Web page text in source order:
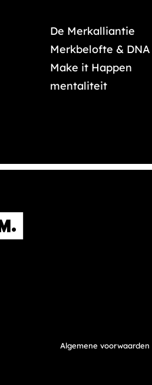
De Merkalliantie
Merkbelofte & DNA
Make it Happen
mentaliteit
Algemene voorwaarden